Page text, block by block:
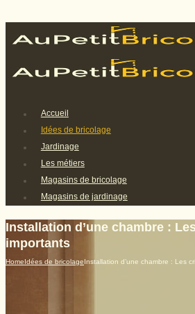
Accueil
Idées de bricolage
Jardinage
Les métiers
Magasins de bricolage
Magasins de jardinage
Installation d’une chambre :
importants
HomeIdées de bricolageInstallation d’une chambre : Les